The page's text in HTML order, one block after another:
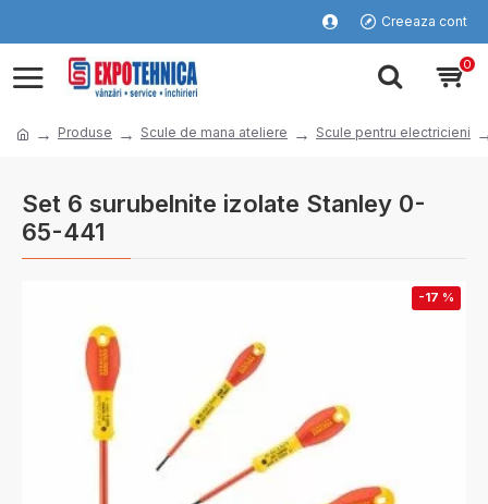
Creeaza cont
0
Produse Scule de mana ateliere Scule pentru electricieni
Set 6 surubelnite izolate Stanley 0-
65-441
-17 %